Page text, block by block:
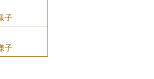
子
子